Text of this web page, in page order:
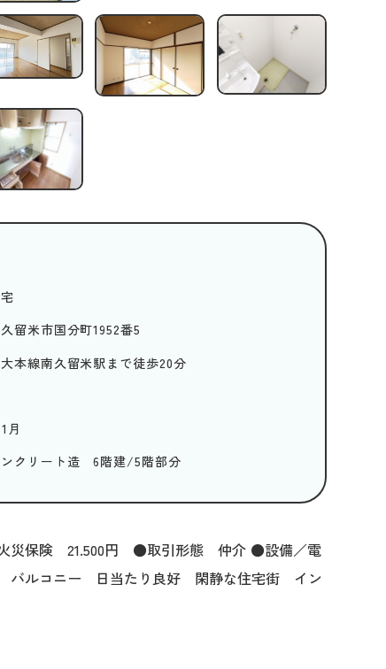
留米市国分町1952番5
本線南久留米駅まで徒歩20分
月
クリート造 6階建/5階部分
災保険 21.500円 ●取引形態 仲介 ●設備／電
バルコニー 日当たり良好 閑静な住宅街 イン